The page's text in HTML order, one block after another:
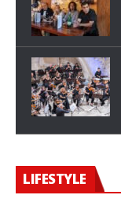
LIFESTYLE